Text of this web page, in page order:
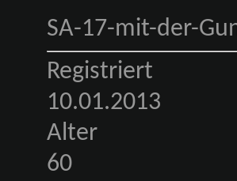
SA-17-mit-der-
Registriert
10.01.2013
Alter
60